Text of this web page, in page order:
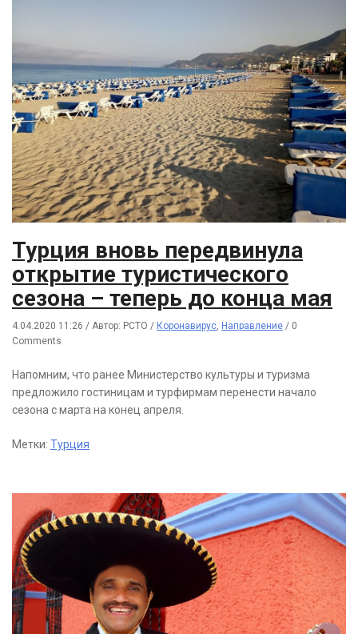
Турция вновь передвинула
открытие туристического
сезона – теперь до конца мая
4.04.2020 11:26 / Автор: РСТО / Коронавирус, Направление / 0
Comments
Напомним, что ранее Министерство культуры и туризма
предложило гостиницам и турфирмам перенести начало
сезона с марта на конец апреля.
Метки: Турция